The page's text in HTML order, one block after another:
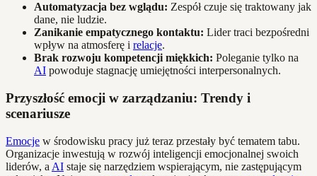
Automatyzacja bez wglądu: Zespół czuje się traktowany jak
dane, nie ludzie.
Zanikanie empatycznego kontaktu: Lider traci bezpośredni
wpływ na atmosferę i relacje.
Brak rozwoju kompetencji miękkich: Poleganie tylko na
AI powoduje stagnację umiejętności interpersonalnych.
Przyszłość emocji w zarządzaniu: Trendy i
scenariusze
Emocje w środowisku pracy już teraz przestały być tematem tabu.
Organizacje inwestują w rozwój inteligencji emocjonalnej swoich
liderów, a AI staje się narzędziem wspierającym, nie zastępującym